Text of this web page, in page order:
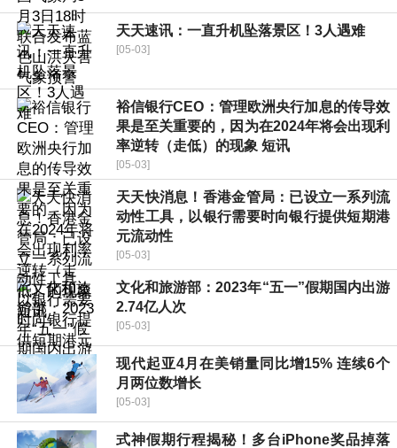
天天速讯：一直升机坠落景区！3人遇难
[05-03]
裕信银行CEO：管理欧洲央行加息的传导效
果是至关重要的，因为在2024年将会出现利
率逆转（走低）的现象 短讯
[05-03]
天天快消息！香港金管局：已设立一系列流
动性工具，以银行需要时向银行提供短期港
元流动性
[05-03]
文化和旅游部：2023年“五一”假期国内出游
2.74亿人次
[05-03]
现代起亚4月在美销量同比增15% 连续6个
月两位数增长
[05-03]
式神假期行程揭秘！多台iPhone奖品掉落